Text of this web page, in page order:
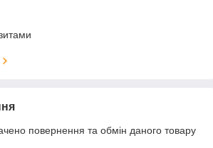
повернення та обмін даного товару